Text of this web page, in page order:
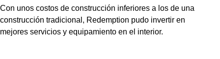
Con unos costos de construcción inferiores a los de una
construcción tradicional, Redemption pudo invertir en
mejores servicios y equipamiento en el interior.